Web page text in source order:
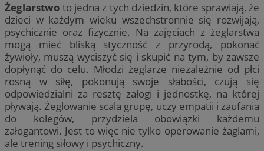
Żeglarstwo to jedna z tych dziedzin, które sprawiają, że
dzieci w każdym wieku wszechstronnie się rozwijają,
psychicznie oraz fizycznie. Na zajęciach z żeglarstwa
mogą mieć bliską styczność z przyrodą, pokonać
żywioły, muszą wyciszyć się i skupić na tym, by zawsze
dopłynąć do celu. Młodzi żeglarze niezależnie od płci
rosną w siłę, pokonują swoje słabości, czują się
odpowiedzialni za resztę załogi i jednostkę, na której
pływają. Żeglowanie scala grupę, uczy empatii i zaufania
do kolegów, przydziela obowiązki każdemu
załogantowi. Jest to więc nie tylko operowanie żaglami,
ale trening siłowy i psychiczny.